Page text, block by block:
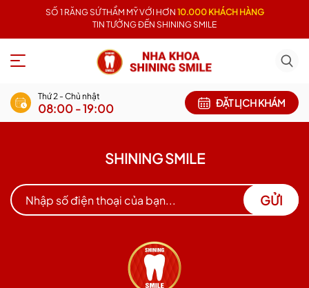
SỐ 1 RĂNG SỨ THẨM MỸ VỚI HƠN 10.000 KHÁCH HÀNG
TIN TƯỞNG ĐẾN SHINING SMILE
Thứ 2 - Chủ nhật
08:00 - 19:00 ĐẶT LỊCH KHÁM
SHINING SMILE
GỬI